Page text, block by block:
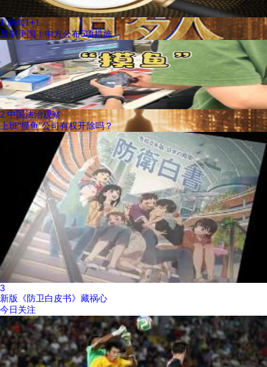
1 新闻1+1
反制美国！中方公布5项措施
2 中国法治观察
上班“摸鱼”公司有权开除吗？
3
新版《防卫白皮书》藏祸心
今日关注